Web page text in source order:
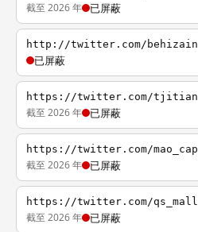
截至 2026 年 已屏蔽
http://twitter.com/behizain
已屏蔽
https://twitter.com/tjitian
截至 2026 年 已屏蔽
https://twitter.com/mao_cap
截至 2026 年 已屏蔽
https://twitter.com/qs_mall
截至 2026 年 已屏蔽